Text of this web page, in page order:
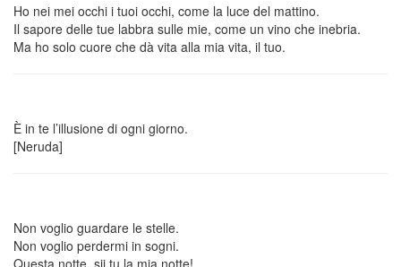
Ho nei mei occhi i tuoi occhi, come la luce del mattino.
Il sapore delle tue labbra sulle mie, come un vino che inebria.
Ma ho solo cuore che dà vita alla mia vita, il tuo.
È in te l’illusione di ogni giorno.
[Neruda]
Non voglio guardare le stelle.
Non voglio perdermi in sogni.
Questa notte, sii tu la mia notte!